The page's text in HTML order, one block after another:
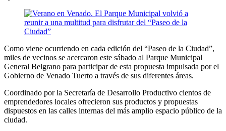
Como viene ocurriendo en cada edición del “Paseo de la Ciudad”,
miles de vecinos se acercaron este sábado al Parque Municipal
General Belgrano para participar de esta propuesta impulsada por el
Gobierno de Venado Tuerto a través de sus diferentes áreas.
Coordinado por la Secretaría de Desarrollo Productivo cientos de
emprendedores locales ofrecieron sus productos y propuestas
dispuestos en las calles internas del más amplio espacio público de la
ciudad.